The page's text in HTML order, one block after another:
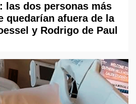
las dos personas más
quedarían afuera de la
y Rodrigo de Paul